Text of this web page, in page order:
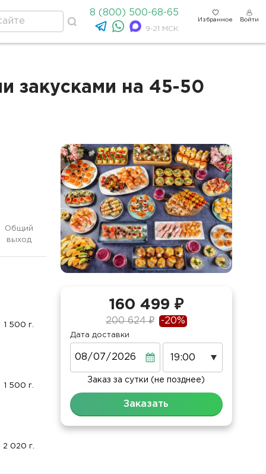
8 (800) 500-68-65
9-21 МСК
Избранное Войти
закусками на 45-50
Общий
выход
1 500 г.
1 500 г.
2 020 г.
160 499 ₽
200 624 ₽ -20%
Дата доставки
Заказ за сутки (не позднее)
Заказать